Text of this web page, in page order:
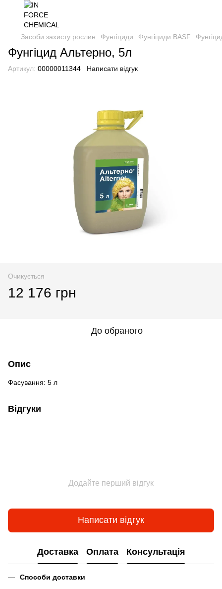
Засоби захисту рослин Фунгіциди Фунгіциди BASF
Фунгіцид Альтерно, 5л
Артикул: 00000011344 Написати відгук
Очикується
12 176 грн
До обраного
Опис
Фасування: 5 л
Відгуки
Додайте перший відгук
Написати відгук
Доставка Оплата Консультація
Способи доставки